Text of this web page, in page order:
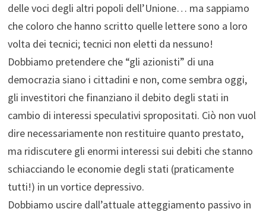
delle voci degli altri popoli dell’Unione… ma sappiamo
che coloro che hanno scritto quelle lettere sono a loro
volta dei tecnici; tecnici non eletti da nessuno!
Dobbiamo pretendere che “gli azionisti” di una
democrazia siano i cittadini e non, come sembra oggi,
gli investitori che finanziano il debito degli stati in
cambio di interessi speculativi spropositati. Ciò non vuol
dire necessariamente non restituire quanto prestato,
ma ridiscutere gli enormi interessi sui debiti che stanno
schiacciando le economie degli stati (praticamente
tutti!) in un vortice depressivo.
Dobbiamo uscire dall’attuale atteggiamento passivo in